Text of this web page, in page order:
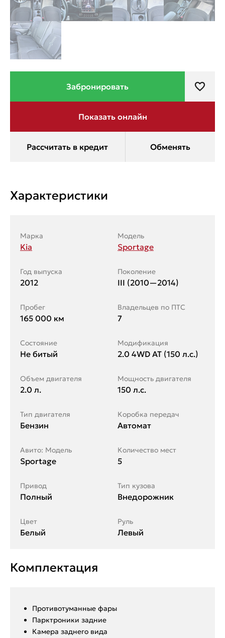
Характеристики
Марка
Kia
Модель
Sportage
Год выпуска
2012
Поколение
III (2010—2014)
Пробег
165 000 км
Владельцев по ПТС
7
Состояние
Не битый
Модификация
2.0 4WD AT (150 л.с.)
Объем двигателя
2.0 л.
Мощность двигателя
150 л.с.
Тип двигателя
Бензин
Коробка передач
Автомат
Авито: Модель
Sportage
Количество мест
5
Привод
Полный
Тип кузова
Внедорожник
Цвет
Белый
Руль
Левый
Комплектация
Противотуманные фары
Парктроники задние
Камера заднего вида